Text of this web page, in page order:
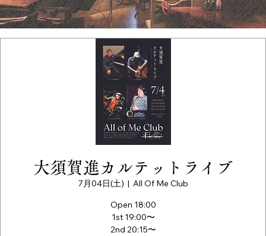
大須賀進カルテットライブ
7月04日(土)
  |
All Of Me Club
Open 18:00
1st 19:00〜
2nd 20:15〜